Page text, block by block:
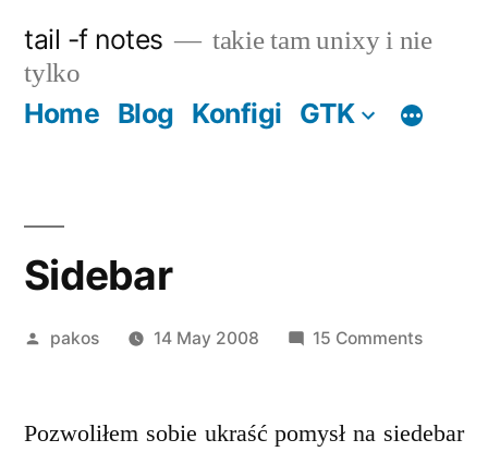
content
tail -f notes
takie tam unixy i nie
tylko
Home Blog Konfigi GTK
Sidebar
Posted
pakos 14 May 2008 15 Commentson
Pozwoliłem sobie ukraść pomysł na siedebar